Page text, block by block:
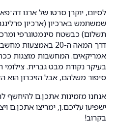
לסיום, יוקרן סרטו של ארנו
שמשתמש בארכיון (ארכיון
תשלום) כבשטח סינמטוגרפי
דרך המאה ה-20
אמריקאים. המחשבות מוצגות
בעיקר נקודת מבט גברית.
סיפור משלהם, אבל הזיכרון
אנחנו מזמינות אתכן.ם להיחשף
ישפיעו עליכם.ן, ימריצו אתכן.ם
בקרוב!